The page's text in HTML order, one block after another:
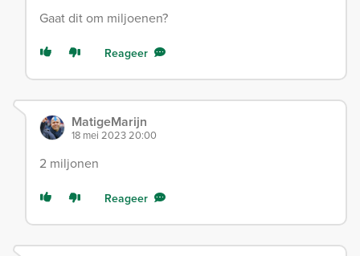
Gaat dit om miljoenen?
Reageer
MatigeMarijn
18 mei 2023 20:00
2 miljonen
Reageer